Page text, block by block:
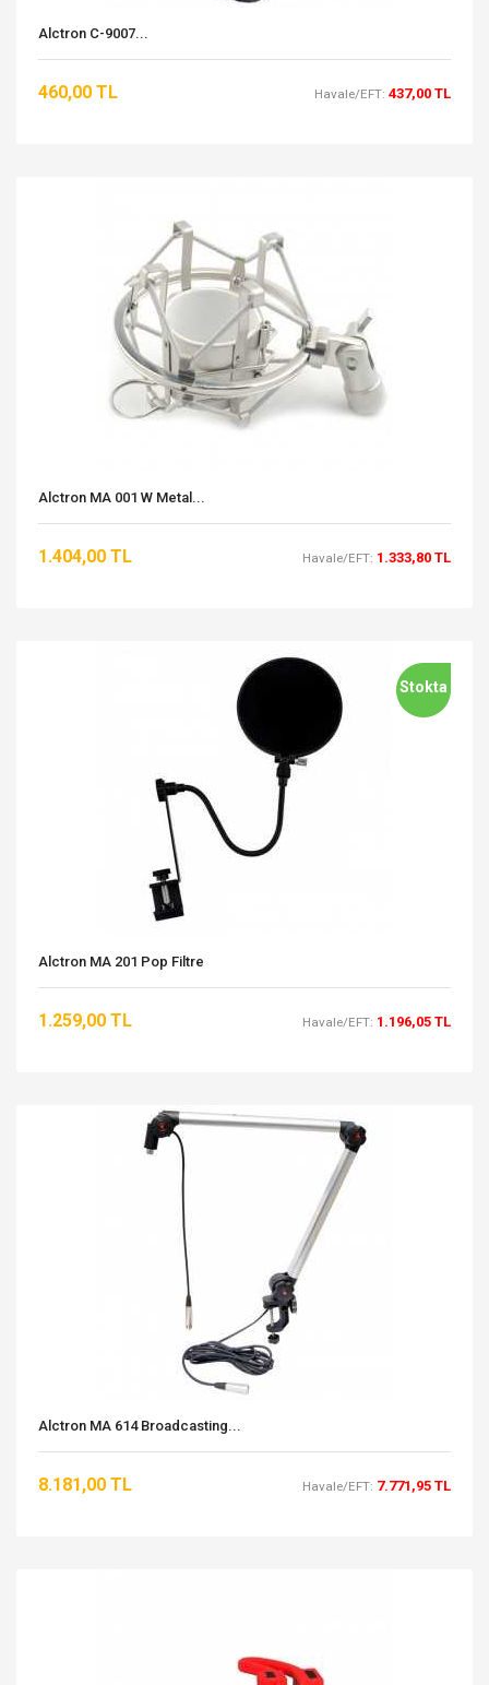
Alctron C-9007...
460,00 TL Havale/EFT: 437,00 TL
Alctron MA 001 W Metal...
1.404,00 TL Havale/EFT: 1.333,80 TL
Stokta
Alctron MA 201 Pop Filtre
1.259,00 TL Havale/EFT: 1.196,05 TL
Alctron MA 614 Broadcasting...
8.181,00 TL Havale/EFT: 7.771,95 TL